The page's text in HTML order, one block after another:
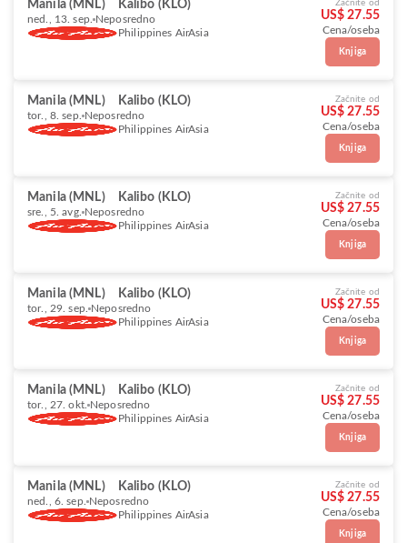
Manila (MNL) Kalibo (KLO)
ned., 13. sep. Neposredno
Philippines AirAsia
Začnite od
US$ 27.55
Cena/oseba
Knjiga
Manila (MNL) Kalibo (KLO)
tor., 8. sep. Neposredno
Philippines AirAsia
Začnite od
US$ 27.55
Cena/oseba
Knjiga
Manila (MNL) Kalibo (KLO)
sre., 5. avg. Neposredno
Philippines AirAsia
Začnite od
US$ 27.55
Cena/oseba
Knjiga
Manila (MNL) Kalibo (KLO)
tor., 29. sep. Neposredno
Philippines AirAsia
Začnite od
US$ 27.55
Cena/oseba
Knjiga
Manila (MNL) Kalibo (KLO)
tor., 27. okt. Neposredno
Philippines AirAsia
Začnite od
US$ 27.55
Cena/oseba
Knjiga
Manila (MNL) Kalibo (KLO)
ned., 6. sep. Neposredno
Philippines AirAsia
Začnite od
US$ 27.55
Cena/oseba
Knjiga